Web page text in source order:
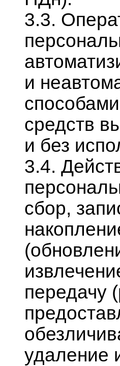
3.3.
и
средств
и без
3.4.
сбор,
передачу
удаление